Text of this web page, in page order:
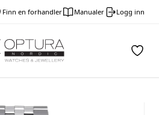
Finn en forhandler Manualer Logg inn